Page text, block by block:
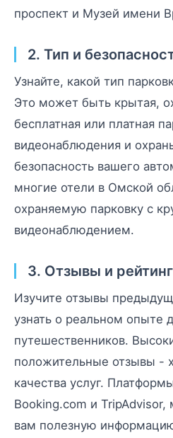
проспект и Музей имени
2. Тип и
Узнайте, какой тип
Это может быть крытая,
бесплатная или платная
видеонаблюдения и
безопасность вашего
многие отели в Омской
охраняемую парковку с
видеонаблюдением.
3. Отзывы и
Изучите отзывы
узнать о реальном опыте
путешественников.
положительные отзывы -
качества услуг.
Booking.com и TripAdvisor,
вам полезную